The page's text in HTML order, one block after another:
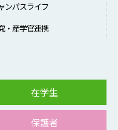
ンパスライフ
・産学官連携
在学生
保護者